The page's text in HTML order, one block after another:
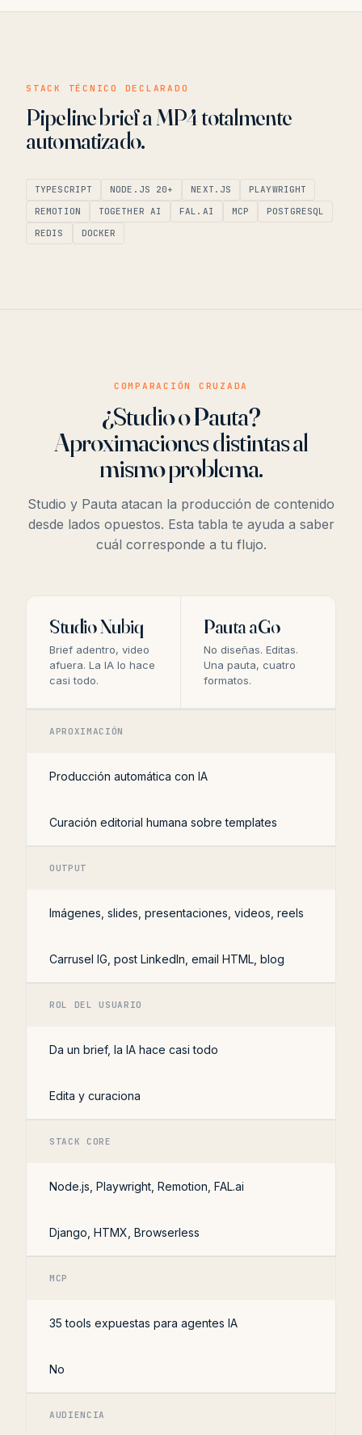
STACK TÉCNICO DECLARADO
Pipeline brief a MP4 totalmente
automatizado.
TYPESCRIPT NODE.JS 20+ NEXT.JS
PLAYWRIGHT
REMOTION
TOGETHER AI FAL.AI MCP
POSTGRESQL
REDIS
DOCKER
COMPARACIÓN CRUZADA
¿Studio o Pauta?
Aproximaciones distintas al
mismo problema.
Studio y Pauta atacan la producción de contenido
desde lados opuestos. Esta tabla te ayuda a saber
cuál corresponde a tu flujo.
Studio Nubiq
Brief adentro, video
afuera. La IA lo hace
casi todo.
Pauta aGo
No diseñas. Editas.
Una pauta, cuatro
formatos.
APROXIMACIÓN
Producción automática con IA
Curación editorial humana sobre templates
OUTPUT
Imágenes, slides, presentaciones, videos, reels
Carrusel IG, post LinkedIn, email HTML, blog
ROL DEL USUARIO
Da un brief, la IA hace casi todo
Edita y curaciona
STACK CORE
Node.js, Playwright, Remotion, FAL.ai
Django, HTMX, Browserless
MCP
35 tools expuestas para agentes IA
No
AUDIENCIA